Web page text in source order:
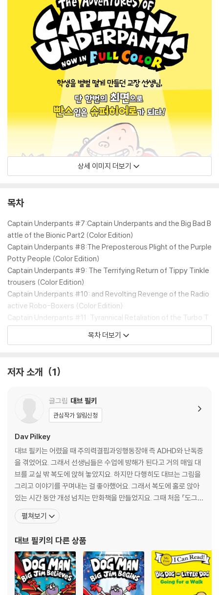
상세 이미지 더보기
목차
Captain Underpants #7:Captain Underpants and the Big Bad B
attle of the Bionic Part2 (Color Edition)
Captain Underpants #8:The Preposterous Plight of the Purple
Potty People (Color Edition)
Captain Underpants #9: The Terrifying Return of Tippy Tinkle
trousers (Color Edition)
Captain Underpants #10: and Revolting Revenge of the Radio
active Robo-Boxers (Color Edition)
Captain Underpants #11: Tyrannical Retaliation of the Turbo T
oilet 2000 (Color Edition)
Captain Underpants #12: The Sensational Saga of Sir Stinks-A
목차 더보기
저자 소개 1
글그림 대브 필키
관심작가 알림신청
Dav Pilkey
대브 필키는 어렸을 때 주의력결핍과잉행동장애 즉 ADHD와 난독증
을 겪었어요. 그래서 선생님들은 수업에 방해가 된다고 거의 매일 대
브를 교실 밖 복도에 앉혀 놓았지요. 하지만 다행히도 대브는 그림을
그리고 이야기를 꾸며내는 걸 좋아했어요. 그래서 복도에 홀로 앉아
있는 시간 동안 개성 넘치는 만화책을 만들었지요. 그때 처음 『도그
맨』과 『캡틴 언더팬츠』 이야기가 탄생했어요.대학에서 대브는 그림
을 그리고 글을 쓰라고 격려해 주는 선생님을 만났어요. 1986년 영국
(이긴 세계 대전)』 을 출판하게 되
펼쳐보기
대브 필키의 다른 상품